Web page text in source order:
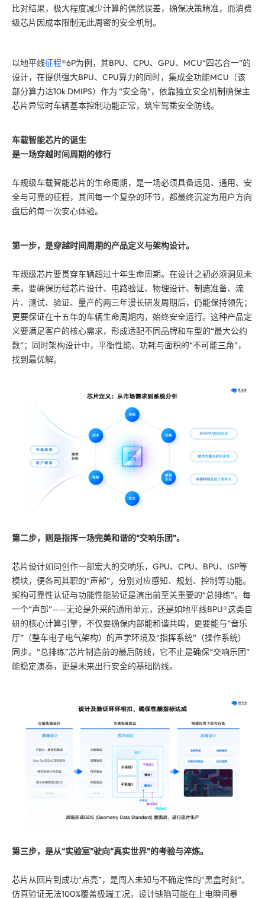
比对结果，极大程度减少计算的偶然误差，确保决策精准，而消费
级芯片因成本限制无此周密的安全机制。
以地平线征程®6P为例，其BPU、CPU、GPU、MCU“四芯合一”的
设计，在提供强大BPU、CPU算力的同时，集成全功能MCU（该
部分算力达10k DMIPS）作为 “安全岛”，依靠独立安全机制确保主
芯片异常时车辆基本控制功能正常，筑牢驾乘安全防线。
车载智能芯片的诞生
是一场穿越时间周期的修行
车规级车载智能芯片的生命周期，是一场必须具备远见、通用、安
全与可靠的征程，其间每一个复杂的环节，都最终沉淀为用户方向
盘后的每一次安心体验。
第一步，是穿越时间周期的产品定义与架构设计。
车规级芯片要贯穿车辆超过十年生命周期。在设计之初必须洞见未
来，要确保历经芯片设计、电路验证、物理设计、制造准备、流
片、测试、验证、量产的两三年漫长研发周期后，仍能保持领先；
更要保证在十五年的车辆生命周期内，始终安全运行。这种产品定
义要满足客户的核心需求，形成适配不同品牌和车型的“最大公约
数”；同时架构设计中，平衡性能、功耗与面积的“不可能三角”，
找到最优解。
第二步，则是指挥一场完美和谐的“交响乐团”。
芯片设计如同创作一部宏大的交响乐，GPU、CPU、BPU、ISP等
模块，便各司其职的“声部”，分别对应感知、规划、控制等功能。
架构可靠性认证与功能性能验证是演出前至关重要的“总排练”。每
一个“声部”——无论是外采的通用单元，还是如地平线BPU®这类自
研的核心计算引擎，不仅要确保内部能和谐共鸣，更要能与“音乐
厅”（整车电子电气架构）的声学环境及“指挥系统”（操作系统）
同步。“总排练”芯片制造前的最后防线，它不止是确保“交响乐团”
能稳定演奏，更是未来出行安全的基础防线。
第三步，是从“实验室”驶向“真实世界”的考验与淬炼。
芯片从回片到成功“点亮”，是闯入未知与不确定性的“黑盒时刻”。
仿真验证无法100%覆盖极端工况，设计缺陷可能在上电瞬间暴